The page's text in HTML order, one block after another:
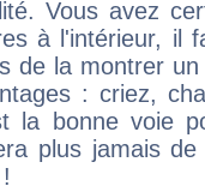
Vous avez
à l'intérieur, il
de la montrer
: criez,
la bonne voie
plus jamais